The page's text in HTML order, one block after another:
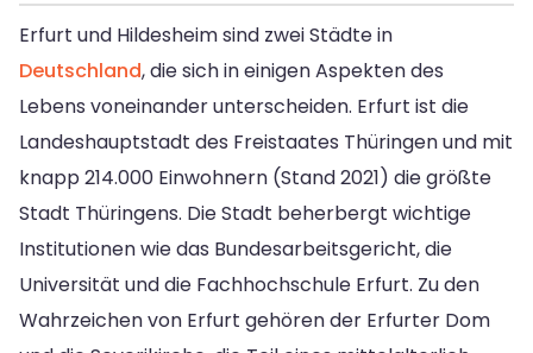
Erfurt und Hildesheim sind zwei Städte in
Deutschland, die sich in einigen Aspekten des
Lebens voneinander unterscheiden. Erfurt ist die
Landeshauptstadt des Freistaates Thüringen und mit
knapp 214.000 Einwohnern (Stand 2021) die größte
Stadt Thüringens. Die Stadt beherbergt wichtige
Institutionen wie das Bundesarbeitsgericht, die
Universität und die Fachhochschule Erfurt. Zu den
Wahrzeichen von Erfurt gehören der Erfurter Dom